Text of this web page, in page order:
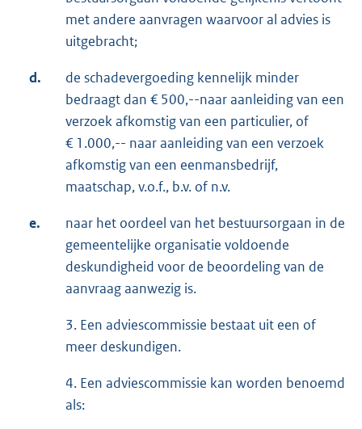
met andere aanvragen waarvoor al advies is
uitgebracht;
d.
de schadevergoeding kennelijk minder
bedraagt dan € 500,--naar aanleiding van een
verzoek afkomstig van een particulier, of
€ 1.000,-- naar aanleiding van een verzoek
afkomstig van een eenmansbedrijf,
maatschap, v.o.f., b.v. of n.v.
e.
naar het oordeel van het bestuursorgaan in de
gemeentelijke organisatie voldoende
deskundigheid voor de beoordeling van de
aanvraag aanwezig is.
3. Een adviescommissie bestaat uit een of
meer deskundigen.
4. Een adviescommissie kan worden benoemd
als: